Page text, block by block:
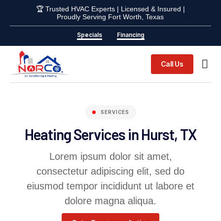
🏆 Trusted HVAC Experts | Licensed & Insured |
Proudly Serving Fort Worth, Texas
Specials Financing
Call Us
SERVICES
Heating Services in Hurst, TX
Lorem ipsum dolor sit amet,
consectetur adipiscing elit, sed do
eiusmod tempor incididunt ut labore et
dolore magna aliqua.